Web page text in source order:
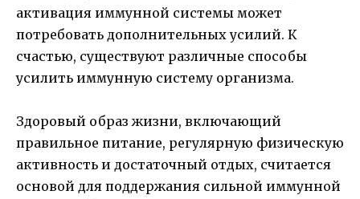
активация иммунной системы может
потребовать дополнительных усилий. К
счастью, существуют различные способы
усилить иммунную систему организма.
Здоровый образ жизни, включающий
правильное питание, регулярную физическую
активность и достаточный отдых, считается
основой для поддержания сильной иммунной